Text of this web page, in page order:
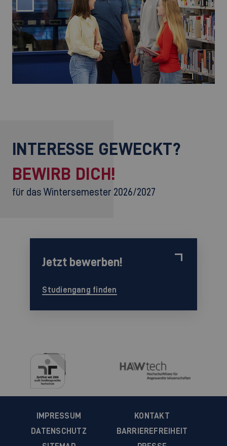
©
INTERESSE GEWECKT?
BEWIRB DICH!
für das Wintersemester 2026/2027
Jetzt bewerben!
Studiengang finden
IMPRESSUM
KONTAKT
DATENSCHUTZ
BARRIEREFREIHEIT